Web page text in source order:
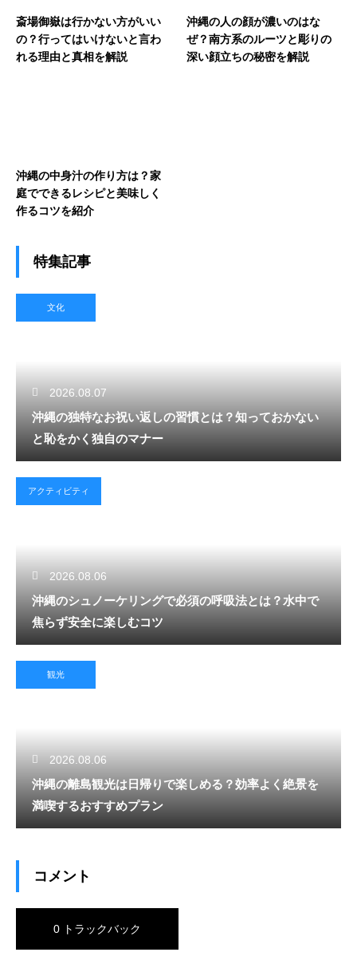
斎場御嶽は行かない方がいい
の？行ってはいけないと言わ
れる理由と真相を解説
沖縄の人の顔が濃いのはな
ぜ？南方系のルーツと彫りの
深い顔立ちの秘密を解説
沖縄の中身汁の作り方は？家
庭でできるレシピと美味しく
作るコツを紹介
特集記事
文化
2026.08.07
沖縄の独特なお祝い返しの習慣とは？知っておかない
と恥をかく独自のマナー
アクティビティ
2026.08.06
沖縄のシュノーケリングで必須の呼吸法とは？水中で
焦らず安全に楽しむコツ
観光
2026.08.06
沖縄の離島観光は日帰りで楽しめる？効率よく絶景を
満喫するおすすめプラン
コメント
0 トラックバック